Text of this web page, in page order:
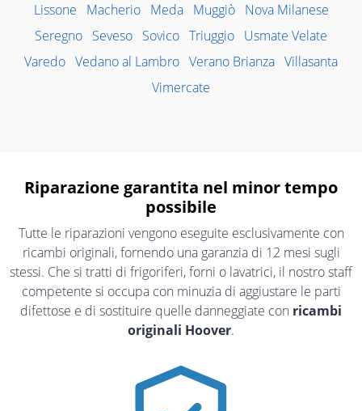
Lissone Macherio Meda Muggiò
Nova Milanese
Seregno Seveso Sovico Triuggio Usmate Velate
Varedo Vedano al Lambro Verano Brianza Villasanta
Vimercate
Riparazione garantita nel minor tempo
possibile
Tutte le riparazioni vengono eseguite esclusivamente con
ricambi originali, fornendo una garanzia di 12 mesi sugli
stessi. Che si tratti di frigoriferi, forni o lavatrici, il nostro staff
competente si occupa con minuzia di aggiustare le parti
difettose e di sostituire quelle danneggiate con ricambi
originali Hoover.